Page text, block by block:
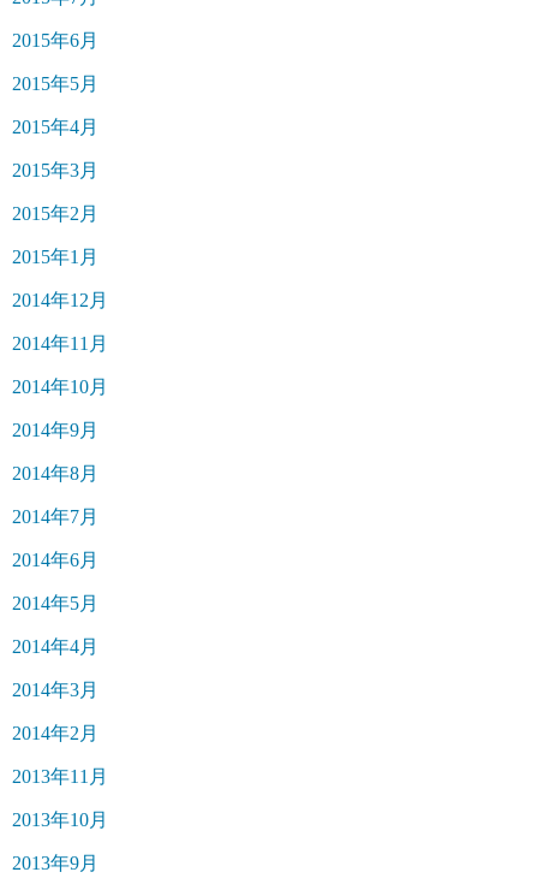
2015年6月
2015年5月
2015年4月
2015年3月
2015年2月
2015年1月
2014年12月
2014年11月
2014年10月
2014年9月
2014年8月
2014年7月
2014年6月
2014年5月
2014年4月
2014年3月
2014年2月
2013年11月
2013年10月
2013年9月